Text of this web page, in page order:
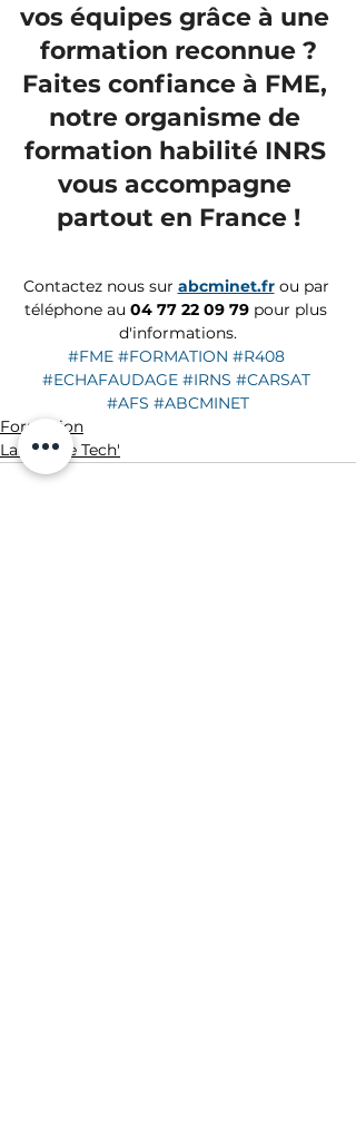
vos équipes grâce à une
formation reconnue ?
Faites confiance à FME,
notre organisme de
formation habilité INRS
vous accompagne
partout en France !
Contactez nous sur abcminet.fr ou par
téléphone au 04 77 22 09 79 pour plus
d'informations.
#FME #FORMATION #R408
#ECHAFAUDAGE #IRNS #CARSAT
#AFS #ABCMINET
Formation
La Minute Tech'